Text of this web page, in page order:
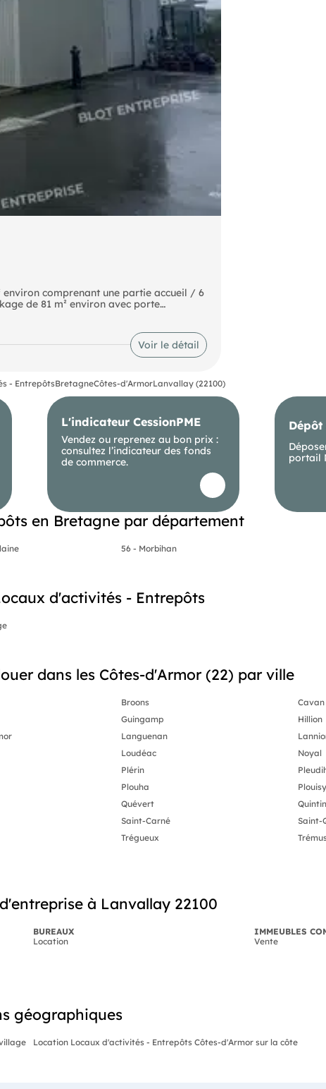
environ comprenant une partie accueil / 6
de 81 m² environ avec porte
commodités, le tout sur un terrain clos
Voir le détail
- EntrepôtsBretagneCôtes-d'ArmorLanvallay (22100)
L'indicateur CessionPME
Vendez ou reprenez au bon prix :
consultez l’indicateur des fonds
de commerce.
portail
en Bretagne par département
56 - Morbihan
d'activités - Entrepôts
dans les Côtes-d'Armor (22) par ville
Broons
Cavan
Guingamp
Hillion
Languenan
Loudéac
Noyal
Plérin
Plouha
Plouisy
Quévert
Quintin
Saint-Carné
Saint-
Trégueux
à Lanvallay 22100
BUREAUX
Location
IMMEUBLES
Vente
géographiques
Location Locaux d'activités - Entrepôts Côtes-d'Armor sur la côte